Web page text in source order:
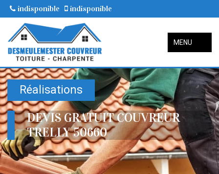
indisponible indisponible
MENU
Réalisations
DEVIS GRATUIT COUVREUR
TRELLY 50660